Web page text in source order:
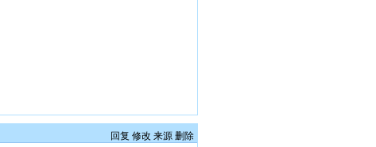
回复 修改 来源 删除